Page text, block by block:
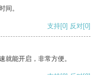
间。
支持[0] 反对[0]
就能开启，非常方便。